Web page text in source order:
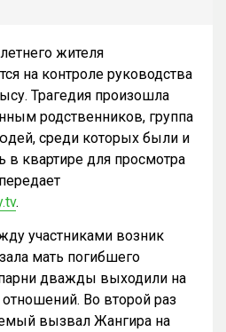
жителя
на контроле руководства
Трагедия произошла
родственников, группа
среди которых были и
в квартире для просмотра
.
участниками возник
мать погибшего
дважды выходили на
Во второй раз
вызвал Жангира на